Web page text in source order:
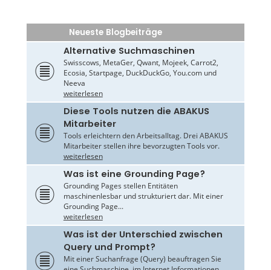
Neueste Blogbeiträge
Alternative Suchmaschinen
Swisscows, MetaGer, Qwant, Mojeek, Carrot2,
Ecosia, Startpage, DuckDuckGo, You.com und
Neeva
weiterlesen
Diese Tools nutzen die ABAKUS
Mitarbeiter
Tools erleichtern den Arbeitsalltag. Drei ABAKUS
Mitarbeiter stellen ihre bevorzugten Tools vor.
weiterlesen
Was ist eine Grounding Page?
Grounding Pages stellen Entitäten
maschinenlesbar und strukturiert dar. Mit einer
Grounding Page...
weiterlesen
Was ist der Unterschied zwischen
Query und Prompt?
Mit einer Suchanfrage (Query) beauftragen Sie